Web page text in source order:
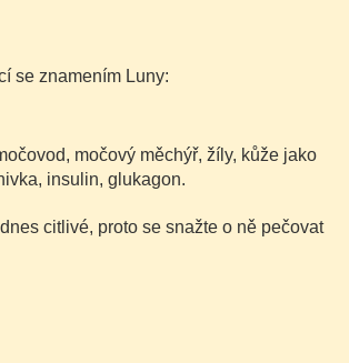
se znamením Luny:
močový měchýř, žíly, kůže jako
insulin, glukagon.
citlivé, proto se snažte o ně pečovat